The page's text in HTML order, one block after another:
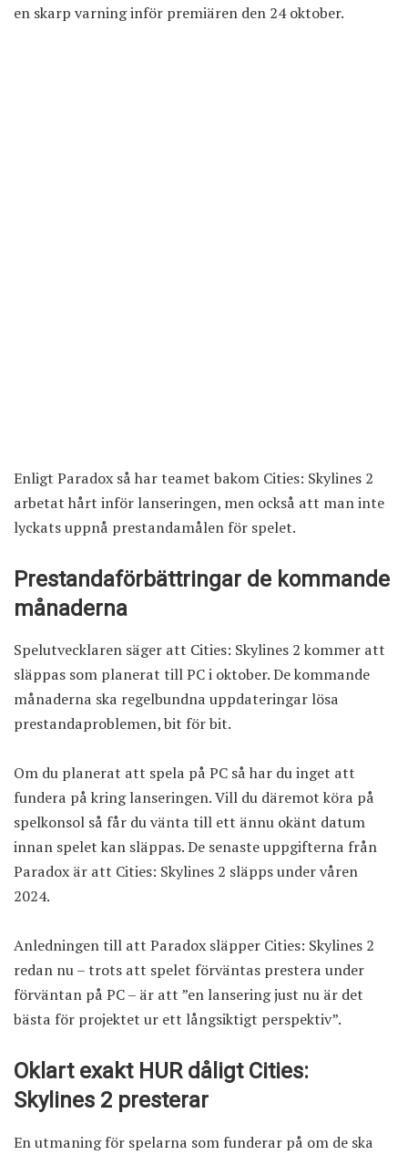
en skarp varninginför premiären den 24 oktober.
Enligt Paradox så har teamet bakom Cities: Skylines 2
arbetat hårt inför lanseringen, men också att man inte
lyckats uppnå prestandamålen för spelet.
Prestandaförbättringar de kommande
månaderna
Spelutvecklaren säger att Cities: Skylines 2 kommer att
släppas som planerat till PC i oktober. De kommande
månaderna ska regelbundna uppdateringar lösa
prestandaproblemen, bit för bit.
Om du planerat att spela på PC så har du inget att
fundera på kring lanseringen. Vill du däremot köra på
spelkonsol så får du vänta till ett ännu okänt datum
innan spelet kan släppas. De senaste uppgifterna från
Paradox är att Cities: Skylines 2 släpps under våren
2024.
Anledningen till att Paradox släpper Cities: Skylines 2
redan nu – trots att spelet förväntas prestera under
förväntan på PC – är att ”en lansering just nu är det
bästa för projektet ur ett långsiktigt perspektiv”.
Oklart exakt HUR dåligt Cities:
Skylines 2 presterar
En utmaning för spelarna som funderar på om de ska